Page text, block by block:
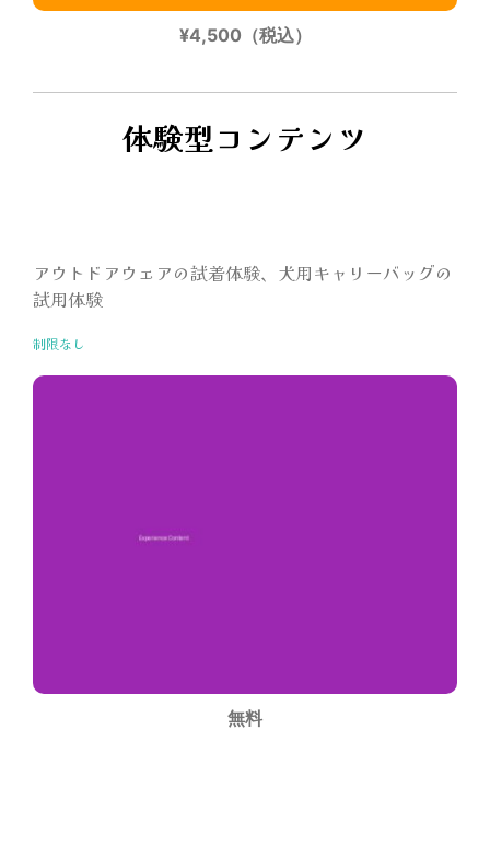
¥4,500（税込）
体験型コンテンツ
アウトドアウェアの試着体験、犬用キャリーバッグの
試用体験
制限なし
無料